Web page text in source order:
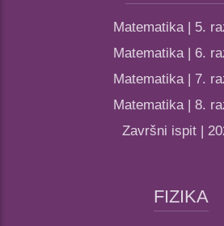
Matematika | 5.
Matematika | 6.
Matematika | 7.
Matematika | 8.
Završni ispit |
FIZIKA